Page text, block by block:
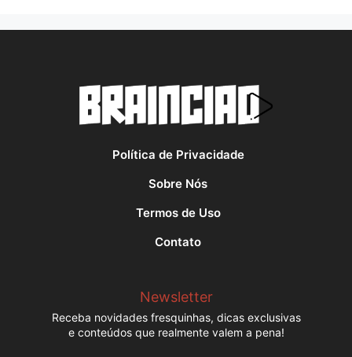
Política de Privacidade
Sobre Nós
Termos de Uso
Contato
Newsletter
Receba novidades fresquinhas, dicas exclusivas
e conteúdos que realmente valem a pena!